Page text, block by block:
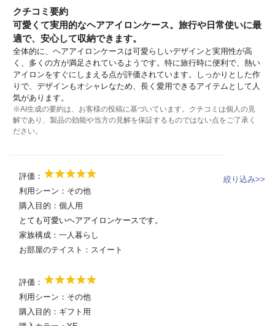
クチコミ要約
可愛くて実用的なヘアアイロンケース。旅行や日常使いに最
適で、安心して収納できます。
全体的に、ヘアアイロンケースは可愛らしいデザインと実用性が高
く、多くの方が満足されているようです。特に旅行時に便利で、熱い
アイロンをすぐにしまえる点が評価されています。しっかりとした作
りで、デザインもオシャレなため、長く愛用できるアイテムとして人
気があります。
※AI生成の要約は、お客様の投稿に基づいています。クチコミは個人の見
解であり、製品の効能や当方の見解を保証するものではない点をご了承く
ださい。
絞り込み>>
評価：
利用シーン： その他
購入目的： 個人用
とても可愛いヘアアイロンケースです。
家族構成： 一人暮らし
お部屋のテイスト： スイート
評価：
利用シーン： その他
購入目的： ギフト用